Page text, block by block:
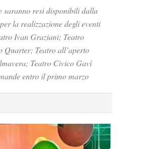
saranno resi disponibili dalla
la realizzazione degli eventi
Ivan Graziani; Teatro
Quarter; Teatro all’aperto
Teatro Civico Gavì
entro il primo marzo